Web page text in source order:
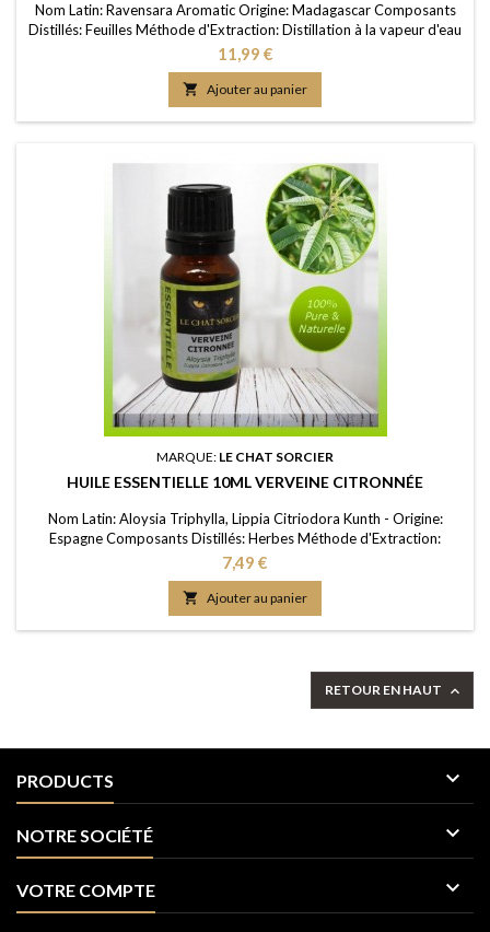
Nom Latin: Ravensara Aromatic Origine: Madagascar Composants
Distillés: Feuilles Méthode d'Extraction: Distillation à la vapeur d'eau
Purité: 100% FDS/MSDS: Disponible sur demande
Prix
11,99 €
 Ajouter au panier
MARQUE: LE CHAT SORCIER
HUILE ESSENTIELLE 10ML VERVEINE CITRONNÉE
Nom Latin: Aloysia Triphylla, Lippia Citriodora Kunth - Origine:
Espagne Composants Distillés: Herbes Méthode d'Extraction:
Distillation à la vapeur d'eau Purité: 100% FDS/MSDS: Disponible
sur demande
Prix
7,49 €
 Ajouter au panier
RETOUR EN HAUT 
PRODUCTS 
NOTRE SOCIÉTÉ 
VOTRE COMPTE 